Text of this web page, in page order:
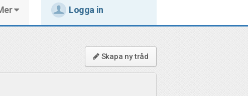
Logga in
Skapa ny tråd